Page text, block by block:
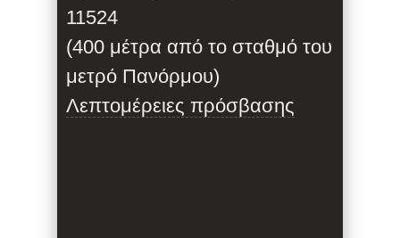
11524
(400 μέτρα από το σταθμό του
μετρό Πανόρμου)
Λεπτομέρειες πρόσβασης